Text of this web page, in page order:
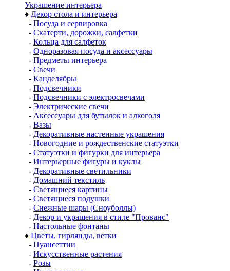
Украшение интерьера
♦ Декор стола и интерьера
- Посуда и сервировка
- Скатерти, дорожки, салфетки
- Кольца для салфеток
- Одноразовая посуда и аксессуары
- Предметы интерьера
- Свечи
- Канделябры
- Подсвечники
- Подсвечники с электросвечами
- Электрические свечи
- Аксессуары для бутылок и алкоголя
- Вазы
- Декоративные настенные украшения
- Новогодние и рождественские статуэтки
- Статуэтки и фигурки для интерьера
- Интерьерные фигуры и куклы
- Декоративные светильники
- Домашний текстиль
- Светящиеся картины
- Светящиеся подушки
- Снежные шары (Сноуболлы)
- Декор и украшения в стиле "Прованс"
- Настольные фонтаны
♦ Цветы, гирлянды, ветки
- Пуансеттии
- Искусственные растения
- Розы